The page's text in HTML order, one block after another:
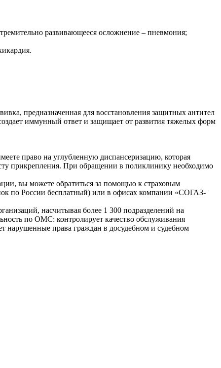
развивающееся осложнение – пневмония;
предназначенная для восстановления защитных антител
иммунный ответ и защищает от развития тяжелых форм
право на углубленную диспансеризацию, которая
прикрепления. При обращении в поликлинику необходимо
вы можете обратиться за помощью к страховым
по России бесплатный) или в офисах компании «СОГАЗ-
насчитывая более 1 300 подразделений на
по ОМС: контролирует качество обслуживания
нарушенные права граждан в досудебном и судебном